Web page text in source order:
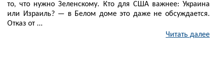
то, что нужно Зеленскому. Кто для США важнее: Украина
или Израиль? — в Белом доме это даже не обсуждается.
Отказ от ...
Читать далее